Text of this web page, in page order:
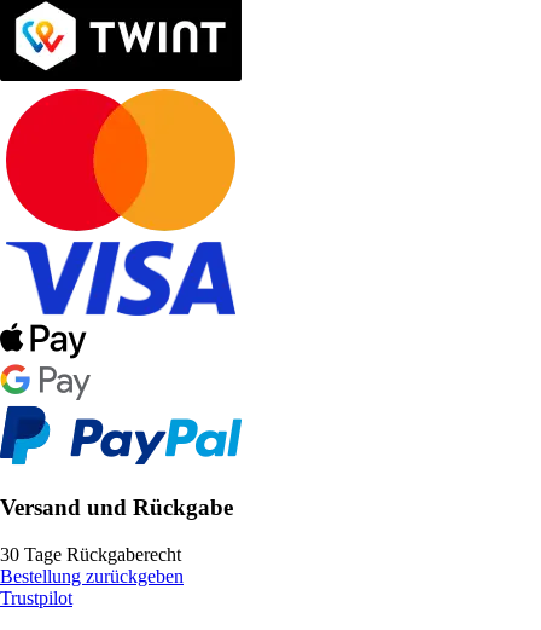
Versand und Rückgabe
30 Tage Rückgaberecht
Bestellung zurückgeben
Trustpilot